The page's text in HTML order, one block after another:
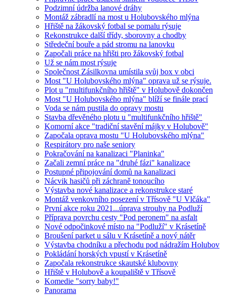
Podzimní údržba lanové dráhy
Montáž zábradlí na most u Holubovského mlýna
Hřiště na žákovský fotbal se pomalu rýsuje
Rekonstrukce další třídy, sborovny a chodby
Středeční bouře a pád stromu na lanovku
Započali práce na hřišti pro žákovský fotbal
Už se nám most rýsuje
Společnost Zásilkovna umístila svůj box v obci
Most "U Holubovského mlýna" oprava už se rýsuje.
Plot u "multifunkčního hřiště" v Holubově dokončen
Most "U Holubovského mlýna" blíží se finále prací
Voda se nám pustila do opravy mostu
Stavba dřevěného plotu u "multifunkčního hřiště"
Komorní akce "tradiční stavění májky v Holubově"
Započala oprava mostu "U Holubovského mlýna"
Respirátory pro naše seniory
Pokračování na kanalizaci "Planinka"
Začali zemní práce na "druhé fázi" kanalizace
Postupné připojování domů na kanalizaci
Nácvik hasičů při záchraně tonoucího
Výstavba nové kanalizace a rekonstrukce staré
Montáž venkovního posezení v Třísově "U Vlčáka"
První akce roku 2021...úprava strouhy na Podluží
Příprava povrchu cesty "Pod peronem" na asfalt
Nové odpočinkové místo na "Podluží" v Krásetíně
Broušení parket u sálu v Krásetíně a nový nátěr
Výstavba chodníku a přechodu pod nádražím Holubov
Pokládání horských vpustí v Krásetíně
Započala rekonstrukce skautské klubovny
Hřiště v Holubově a koupaliště v Třísově
Komedie "sorry baby!"
Panorama